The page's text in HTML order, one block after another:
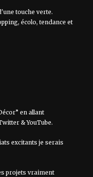
touche verte.
écolo, tendance et
en allant
&YouTube.
excitants je serais
projets vraiment